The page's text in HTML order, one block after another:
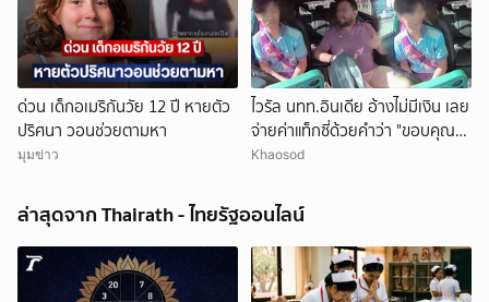
ด่วน เด็กอเมริกันวัย 12 ปี หายตัว
ปริศนา วอนช่วยตามหา
มุมข่าว
ไวรัล นทท.อินเดีย อ้างไม่มีเงิน เลย
จ่ายค่าแท็กซี่ด้วยคำว่า "ขอบคุณ"
คนขับอึ้ง แห่วิจารณ์
Khaosod
ล่าสุดจาก Thairath - ไทยรัฐออนไลน์